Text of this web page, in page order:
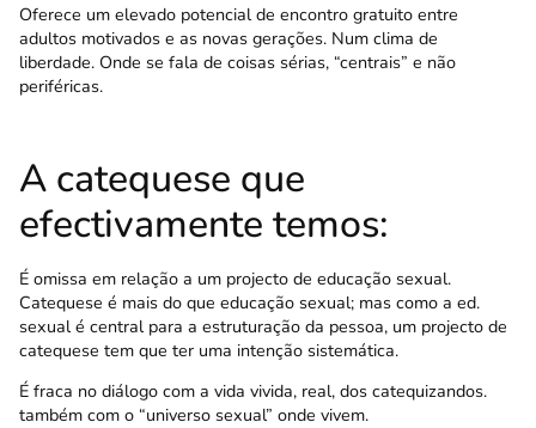
Oferece um elevado potencial de encontro gratuito entre
adultos motivados e as novas gerações. Num clima de
liberdade. Onde se fala de coisas sérias, “centrais” e não
periféricas.
A catequese que
efectivamente temos:
É omissa em relação a um projecto de educação sexual.
Catequese é mais do que educação sexual; mas como a ed.
sexual é central para a estruturação da pessoa, um projecto de
catequese tem que ter uma intenção sistemática.
É fraca no diálogo com a vida vivida, real, dos catequizandos.
também com o “universo sexual” onde vivem.